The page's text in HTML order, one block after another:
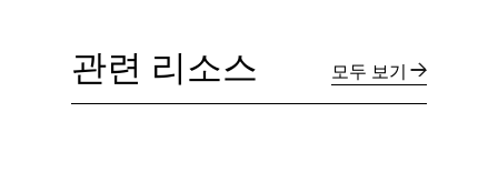
관련 리소스 모두 보기